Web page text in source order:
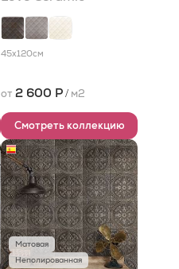
45x120см
от 2 600 Р/ м2
Смотреть коллекцию
Матовая
Неполированная